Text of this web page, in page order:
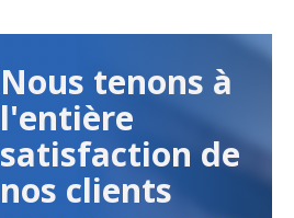
Nous tenons à
l'entière
satisfaction de
nos clients